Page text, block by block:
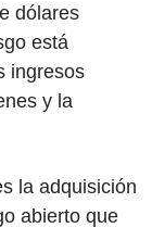
dólares
está
ingresos
y la
la adquisición
abierto que